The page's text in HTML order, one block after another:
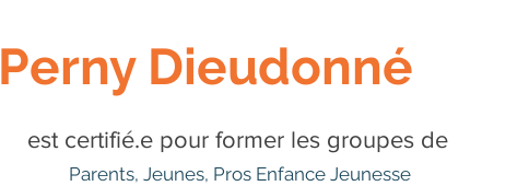
Perny Dieudonné
est certifié.e pour former les groupes de
Parents, Jeunes, Pros Enfance Jeunesse